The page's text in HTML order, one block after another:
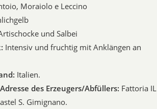
Moraiolo e Leccino
und Salbei
Intensiv und fruchtig mit Anklängen an
Italien.
des Erzeugers/Abfüllers: Fattoria IL
S. Gimignano.